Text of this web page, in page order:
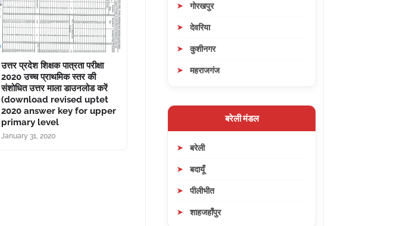
उत्तर प्रदेश शिक्षक पात्रता परीक्षा
2020 उच्च प्राथमिक स्तर की
संशोधित उत्तर माला डाउनलोड करें
(download revised uptet
2020 answer key for upper
primary level
January 31, 2020
गोरखपुर
देवरिया
कुशीनगर
महराजगंज
बरेली मंडल
बरेली
बदायूँ
पीलीभीत
शाहजहाँपुर